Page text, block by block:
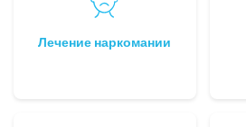
Лечение наркомании